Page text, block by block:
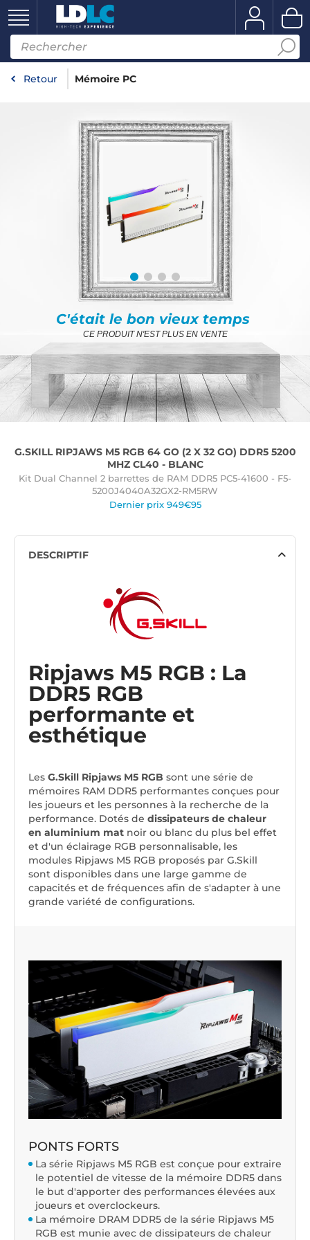
Retour Mémoire PC
C'était le bon vieux temps
CE PRODUIT N'EST PLUS EN VENTE
G.SKILL RIPJAWS M5 RGB 64 GO (2 X 32 GO) DDR5 5200
MHZ CL40 - BLANC
Kit Dual Channel 2 barrettes de RAM DDR5 PC5-41600 - F5-
5200J4040A32GX2-RM5RW
Dernier prix 949€95
DESCRIPTIF
Ripjaws M5 RGB : La
DDR5 RGB
performante et
esthétique
Les G.Skill Ripjaws M5 RGB sont une série de
mémoires RAM DDR5 performantes conçues pour
les joueurs et les personnes à la recherche de la
performance. Dotés de dissipateurs de chaleur
en aluminium mat noir ou blanc du plus bel effet
et d'un éclairage RGB personnalisable, les
modules Ripjaws M5 RGB proposés par G.Skill
sont disponibles dans une large gamme de
capacités et de fréquences afin de s'adapter à une
grande variété de configurations.
PONTS FORTS
La série Ripjaws M5 RGB est conçue pour extraire
le potentiel de vitesse de la mémoire DDR5 dans
le but d'apporter des performances élevées aux
joueurs et overclockeurs.
La mémoire DRAM DDR5 de la série Ripjaws M5
RGB est munie avec de dissipateurs de chaleur